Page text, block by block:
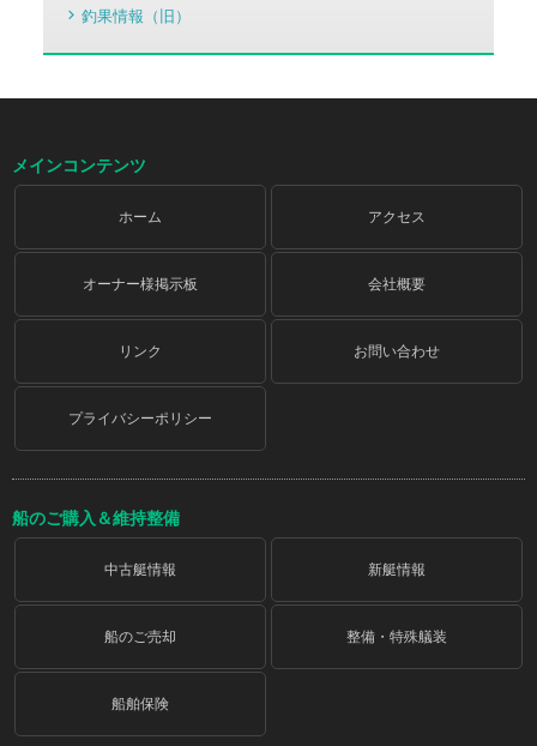
釣果情報（旧）
メインコンテンツ
ホーム アクセス
オーナー様掲示板 会社概要
リンク お問い合わせ
プライバシーポリシー
船のご購入＆維持整備
中古艇情報 新艇情報
船のご売却 整備・特殊艤装
船舶保険